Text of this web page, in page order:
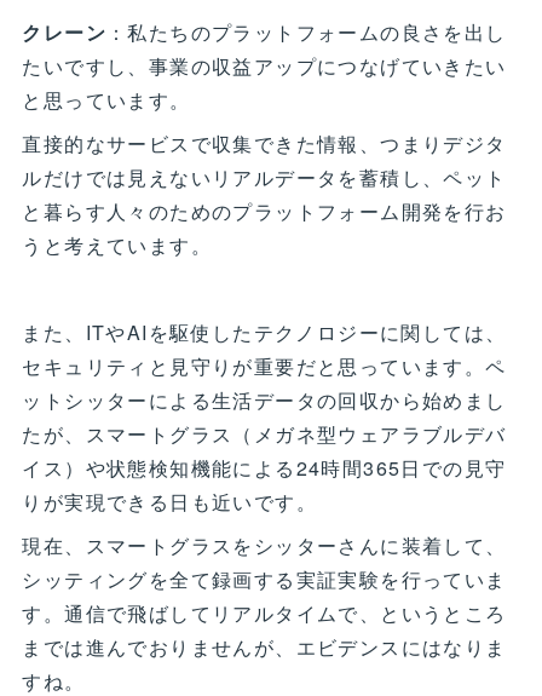
クレーン ：私たちのプラットフォームの良さを出し
たいですし、事業の収益アップにつなげていきたい
と思っています。
直接的なサービスで収集できた情報、つまりデジタ
ルだけでは見えないリアルデータを蓄積し、ペット
と暮らす人々のためのプラットフォーム開発を行お
うと考えています。
また、ITやAIを駆使したテクノロジーに関しては、
セキュリティと見守りが重要だと思っています。ペ
ットシッターによる生活データの回収から始めまし
たが、スマートグラス（メガネ型ウェアラブルデバ
イス）や状態検知機能による24時間365日での見守
りが実現できる日も近いです。
現在、スマートグラスをシッターさんに装着して、
シッティングを全て録画する実証実験を行っていま
す。通信で飛ばしてリアルタイムで、というところ
までは進んでおりませんが、エビデンスにはなりま
すね。